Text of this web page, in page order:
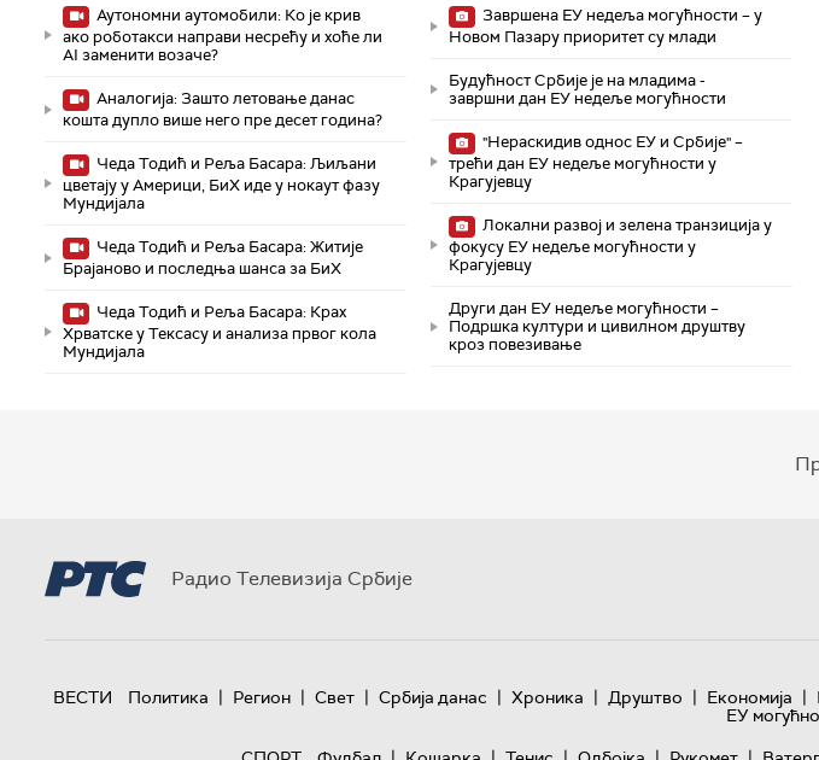
Аутономни аутомобили: Ко је крив
ако роботакси направи несрећу и хоће ли
AI заменити возаче?
Аналогија: Зашто летовање данас
кошта дупло више него пре десет година?
Чеда Тодић и Реља Басара: Љиљани
цветају у Америци, БиХ иде у нокаут фазу
Мундијала
Чеда Тодић и Реља Басара: Житије
Брајаново и последња шанса за БиХ
Чеда Тодић и Реља Басара: Крах
Хрватске у Тексасу и анализа првог кола
Мундијала
Завршена ЕУ недеља могућности – у
Новом Пазару приоритет су млади
Будућност Србије је на младима -
завршни дан ЕУ недеље могућности
"Нераскидив однос ЕУ и Србије" –
трећи дан ЕУ недеље могућности у
Крагујевцу
Локални развој и зелена транзиција у
фокусу ЕУ недеље могућности у
Крагујевцу
Други дан ЕУ недеље могућности –
Подршка култури и цивилном друштву
кроз повезивање
Радио Телевизија Србије
ВЕСТИ Политика | Регион | Свет | Србија данас | Хроника | Друштво | Економија |
ЕУ